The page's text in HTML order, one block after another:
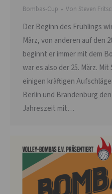
Bombas-Cup Von Steven
Der Beginn des Frühlings
März, von anderen auf den
beginnt er immer mit dem
war es also der 25. März.
einigen kräftigen
Berlin und Brandenburg
Jahreszeit mit…